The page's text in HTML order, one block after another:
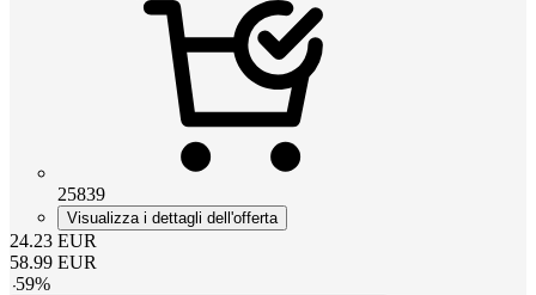
25839
Visualizza i dettagli dell'offerta
24.23 EUR
58.99 EUR
-59%